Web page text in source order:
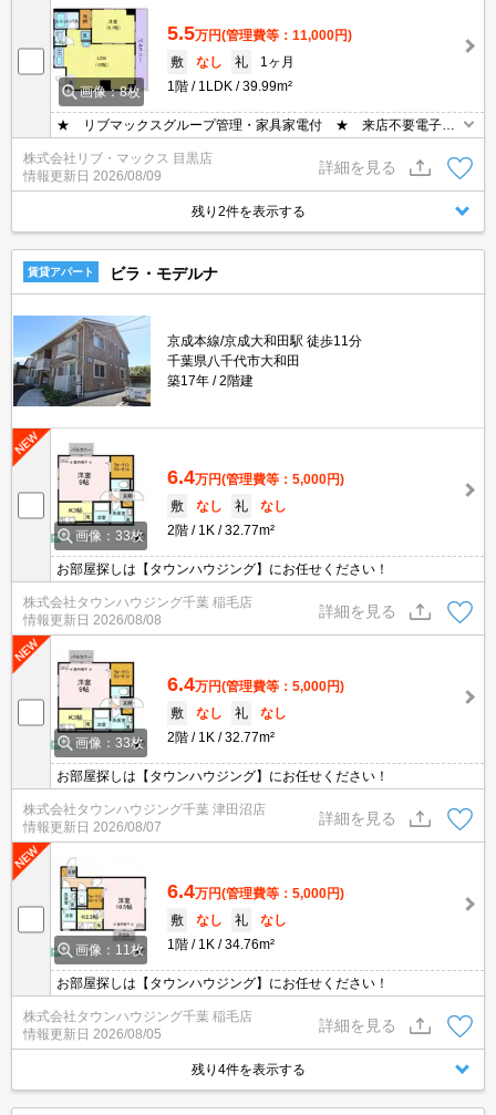
画像：8枚
5.5万円(管理費等：11,000円)
敷
なし 礼
1ヶ月
1階
1LDK 39.99m²
★ リブマックスグループ管理・家具家電付 ★ 来店不要電子契
約・鍵ポスト渡し ★ ポケットWi-Fi50/G/月無料貸出、テレビ、洗
濯機（設置不可物件無し）、冷蔵庫、電子レンジ、掃除機、エアコ
ン・照明・ベット・机・イス・カーテンなどの家具・家電付き。家
具家電撤去相談（実費負担）
株式会社リブ・マックス 目黒店
情報更新日 2026/08/09
詳細を見る
残り2件を表示する
賃貸アパート ビラ・モデルナ
京成本線/京成大和田駅 徒歩11分
千葉県八千代市大和田
築17年
2階建
画像：33枚
6.4万円(管理費等：5,000円)
敷
なし 礼
なし
2階
1K 32.77m²
お部屋探しは【タウンハウジング】にお任せください！
株式会社タウンハウジング千葉 稲毛店
情報更新日 2026/08/08
詳細を見る
画像：33枚
6.4万円(管理費等：5,000円)
敷
なし 礼
なし
2階
1K 32.77m²
お部屋探しは【タウンハウジング】にお任せください！
株式会社タウンハウジング千葉 津田沼店
情報更新日 2026/08/07
詳細を見る
画像：11枚
6.4万円(管理費等：5,000円)
敷
なし 礼
なし
1階
1K 34.76m²
お部屋探しは【タウンハウジング】にお任せください！
株式会社タウンハウジング千葉 稲毛店
情報更新日 2026/08/05
詳細を見る
残り4件を表示する